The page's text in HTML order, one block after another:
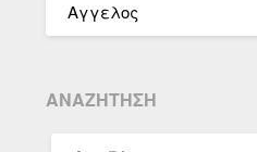
Αγγελος
ΑΝΑΖΉΤΗΣΗ